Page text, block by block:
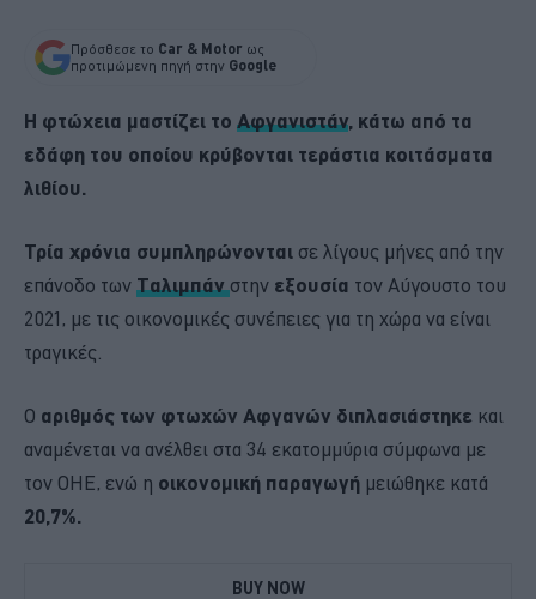
Πρόσθεσε το Car & Motor ως
προτιμώμενη πηγή στην Google
Η φτώχεια μαστίζει το Αφγανιστάν, κάτω από τα
εδάφη του οποίου κρύβονται τεράστια κοιτάσματα
λιθίου.
Τρία χρόνια συμπληρώνονται σε λίγους μήνες από την
επάνοδο των Ταλιμπάνστην εξουσία τον Αύγουστο του
2021, με τις οικονομικές συνέπειες για τη χώρα να είναι
τραγικές.
Ο αριθμός των φτωχών Αφγανών διπλασιάστηκε και
αναμένεται να ανέλθει στα 34 εκατομμύρια σύμφωνα με
τον ΟΗΕ, ενώ η οικονομική παραγωγή μειώθηκε κατά
20,7%.
BUY NOW